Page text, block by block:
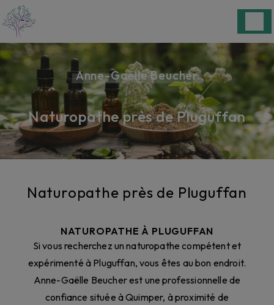
Anne-Gaëlle Beucher
Naturopathe près de Pluguffan
Naturopathe près de Pluguffan
NATUROPATHE À PLUGUFFAN
Si vous recherchez un naturopathe compétent et
expérimenté à Pluguffan, vous êtes au bon endroit.
Anne-Gaëlle Beucher est une professionnelle de
confiance située à Quimper, à proximité de
Panneau de gestion des cookies